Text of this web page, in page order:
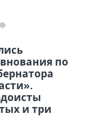
по
и три